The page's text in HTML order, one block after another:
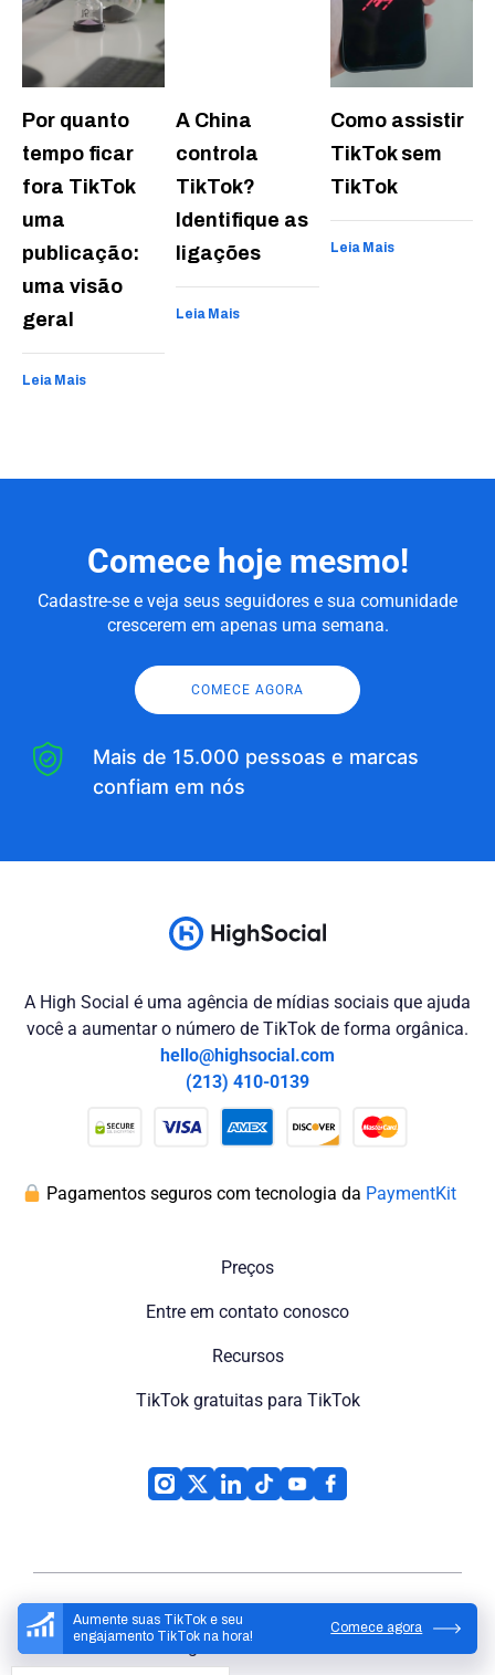
Aumente suas TikTok e seu
engajamento TikTok na hora!
Comece agora
Por quanto
tempo ficar
fora TikTok
uma
publicação:
uma visão
geral
Leia Mais
A China
controla
TikTok?
Identifique as
ligações
Leia Mais
Como assistir
TikTok sem
TikTok
Leia Mais
Comece hoje mesmo!
Cadastre-se e veja seus seguidores e sua comunidade
crescerem em apenas uma semana.
COMECE AGORA
Mais de 15.000 pessoas e marcas
confiam em nós
A High Social é uma agência de mídias sociais que ajuda
você a aumentar o número de TikTok de forma orgânica.
hello@highsocial.com
(213) 410-0139
Pagamentos seguros com tecnologia da PaymentKit
Preços
Entre em contato conosco
Recursos
TikTok gratuitas para TikTok
High Social